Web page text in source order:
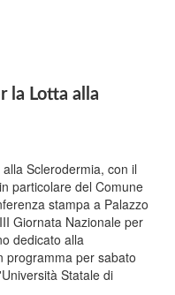
la Lotta alla
Sclerodermia, con il
particolare del Comune
stampa a Palazzo
Giornata Nazionale per
dedicato alla
programma per sabato
Statale di